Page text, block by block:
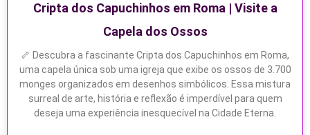
Cripta dos Capuchinhos em Roma | Visite a
Capela dos Ossos
🦴 Descubra a fascinante Cripta dos Capuchinhos em Roma,
uma capela única sob uma igreja que exibe os ossos de 3.700
monges organizados em desenhos simbólicos. Essa mistura
surreal de arte, história e reflexão é imperdível para quem
deseja uma experiência inesquecível na Cidade Eterna.